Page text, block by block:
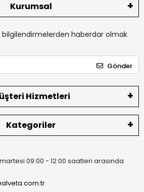
Kurumsal
haberdar olmak
Gönder
Hizmetleri
Kategoriler
09:00 - 12:00 saatleri arasında